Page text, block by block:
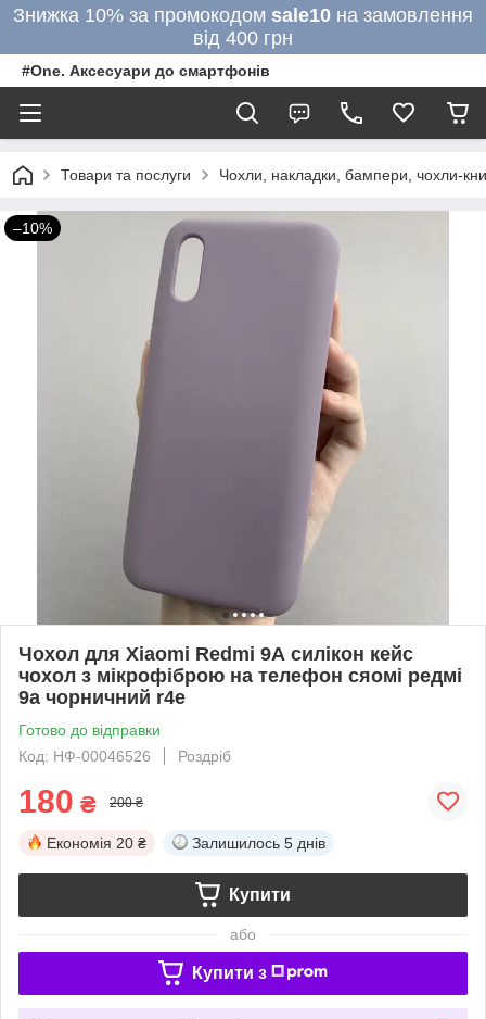
Знижка 10% за промокодом sale10 на замовлення
від 400 грн
#One. Аксесуари до смартфонів
Товари та послуги Чохли, накладки, бампери, чохли-
–10%
Чохол для Xiaomi Redmi 9А силікон кейс
чохол з мікрофіброю на телефон сяомі редмі
9а чорничний r4e
Готово до відправки
Код: НФ-00046526
Роздріб
180 ₴ 200 ₴
Економія 20 ₴ Залишилось 5 днів
Купити
або
Купити з